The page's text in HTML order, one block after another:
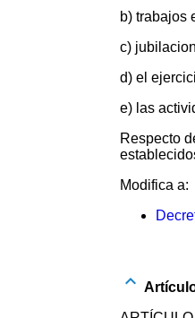
b) trabajos
c)
d) el
e) las
Respecto
Modifica a: